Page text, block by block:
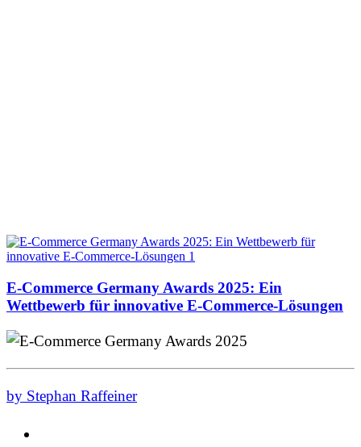
E-Commerce Germany Awards 2025: Ein
Wettbewerb für innovative E-Commerce-Lösungen
by Stephan Raffeiner